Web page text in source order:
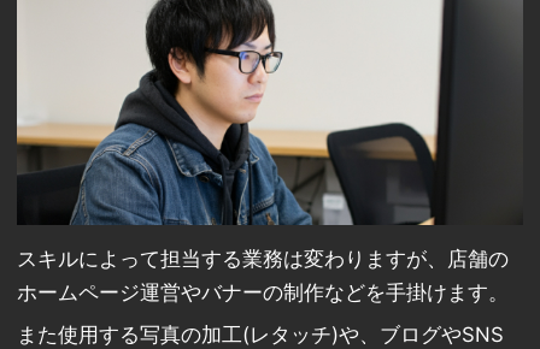
スキルによって担当する業務は変わりますが、店舗の
ホームページ運営やバナーの制作などを手掛けます。
また使用する写真の加工(レタッチ)や、ブログやSNS